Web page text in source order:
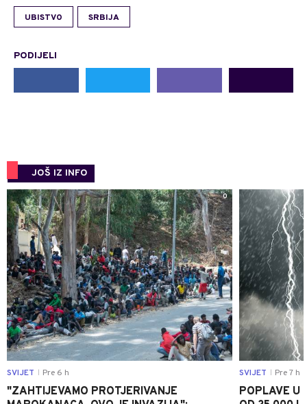
UBISTVO SRBIJA
PODIJELI
JOŠ IZ INFO
0
SVIJET Pre 6 h
"ZAHTIJEVAMO PROTJERIVANJE
SVIJET Pre 7 h
POPLAVE U